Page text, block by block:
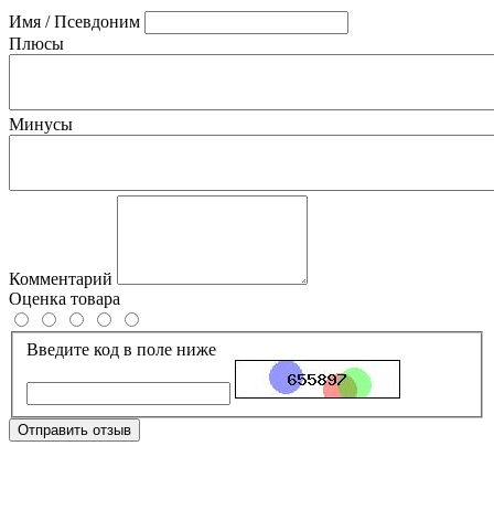
Имя / Псевдоним
Плюсы
Минусы
Комментарий
Оценка товара
Введите код в поле ниже
Отправить отзыв